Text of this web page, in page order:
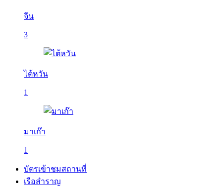
จีน
3
ไต้หวัน
1
มาเก๊า
1
บัตรเข้าชมสถานที่
เรือสำราญ